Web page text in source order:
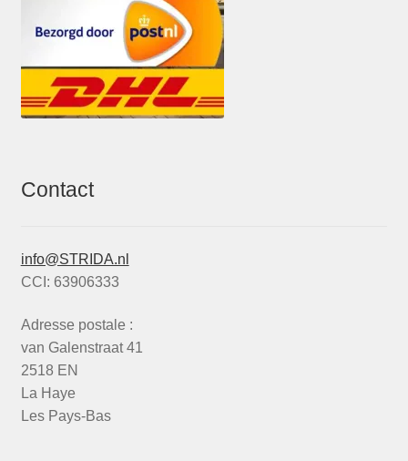
Contact
info@STRIDA.nl
CCI: 63906333
Adresse postale :
van Galenstraat 41
2518 EN
La Haye
Les Pays-Bas